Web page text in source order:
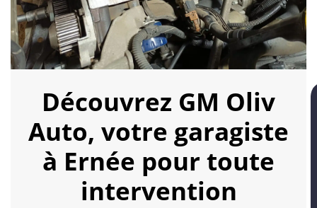
Découvrez GM Oliv
Auto, votre garagiste
à Ernée pour toute
intervention